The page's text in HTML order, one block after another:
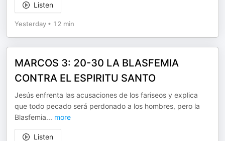
Listen
Yesterday • 12 min
MARCOS 3: 20-30 LA BLASFEMIA
CONTRA EL ESPIRITU SANTO
Jesús enfrenta las acusaciones de los fariseos y explica
que todo pecado será perdonado a los hombres, pero la
Blasfemia... more
Listen